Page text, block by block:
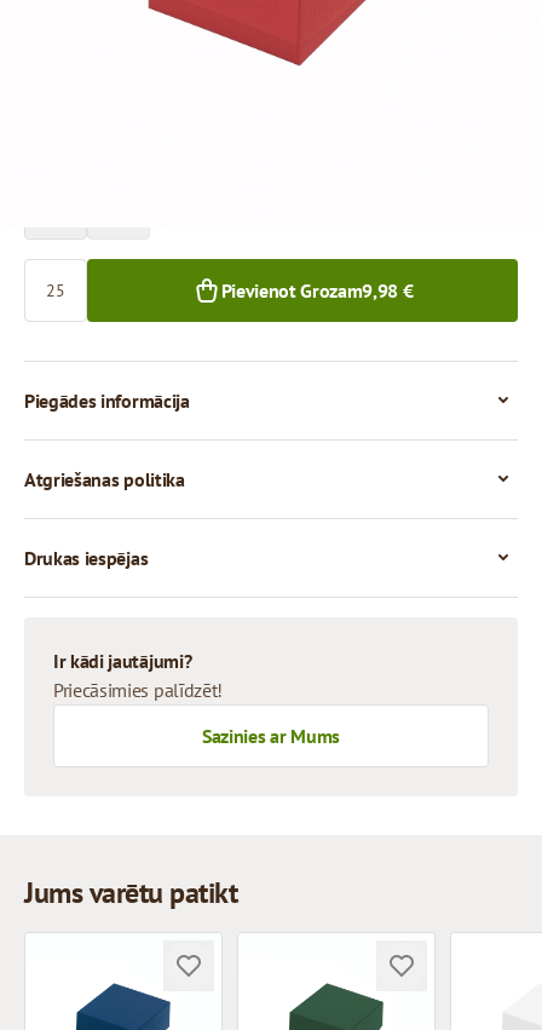
Pievienot Grozam9,98 €
Piegādes informācija
Atgriešanas politika
Drukas iespējas
Ir kādi jautājumi?
Priecāsimies palīdzēt!
Sazinies ar Mums
Jums varētu patikt